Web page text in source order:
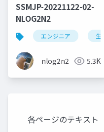
SSMJP-20221122-02-
NLOG2N2
エンジニア 生活
nlog2n2 5.3K
各ページのテキスト